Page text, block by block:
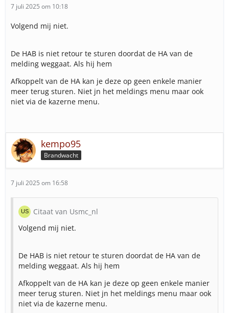
7 juli 2025 om 10:18
Volgend mij niet.
De HAB is niet retour te sturen doordat de HA van de
melding weggaat. Als hij hem
Afkoppelt van de HA kan je deze op geen enkele manier
meer terug sturen. Niet jn het meldings menu maar ook
niet via de kazerne menu.
kempo95
Brandwacht
7 juli 2025 om 16:58
Citaat van Usmc_nl
Volgend mij niet.
De HAB is niet retour te sturen doordat de HA van de
melding weggaat. Als hij hem
Afkoppelt van de HA kan je deze op geen enkele manier
meer terug sturen. Niet jn het meldings menu maar ook
niet via de kazerne menu.